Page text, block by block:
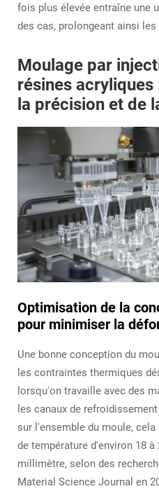
fois plus élevée entraîne une
des cas, prolongeant ainsi
Moulage par
résines
la précision et de
Optimisation de la
pour minimiser la
Une bonne conception du
les contraintes thermiques
lorsqu'on travaille avec des
les canaux de
sur l'ensemble du moule,
de température d'environ 18
millimètre, selon des
Material Science Journal en